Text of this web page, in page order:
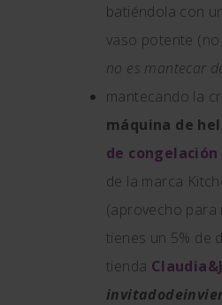
batiéndola con
vaso potente
no es mantecar
mantecando la
máquina de
de congelación
de la marca
(aprovecho
tienes un 5% de
tienda